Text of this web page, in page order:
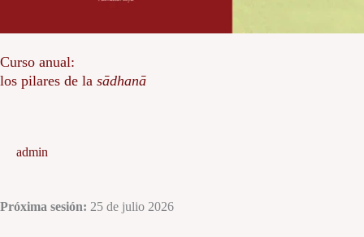
Curso anual:
los pilares de la sādhanā
admin
Próxima sesión: 25 de julio 2026